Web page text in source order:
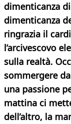
dimenticanza
dimenticanza
ringrazia il
l’arcivescovo
sulla realtà.
sommergere
una passione
mattina ci
dell’altro, la